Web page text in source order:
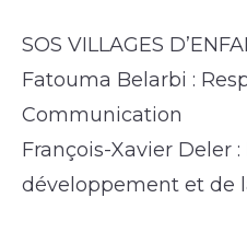
SOS VILLAGES
Fatouma Belarbi :
Communication
François-Xavier Deler
développement et de